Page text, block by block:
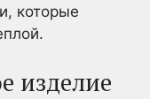
которые
изделие